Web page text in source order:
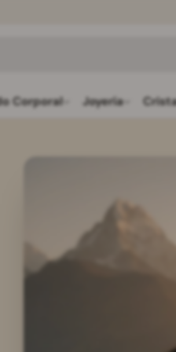
Corporal Joyería